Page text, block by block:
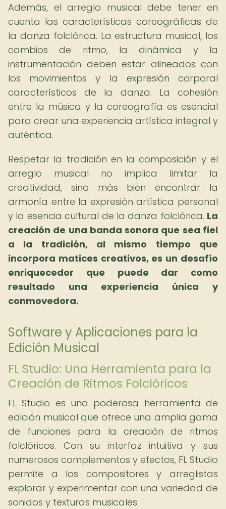
Además, el arreglo musical debe tener en
cuenta las características coreográficas de
la danza folclórica. La estructura musical, los
cambios de ritmo, la dinámica y la
instrumentación deben estar alineados con
los movimientos y la expresión corporal
característicos de la danza. La cohesión
entre la música y la coreografía es esencial
para crear una experiencia artística integral y
auténtica.
Respetar la tradición en la composición y el
arreglo musical no implica limitar la
creatividad, sino más bien encontrar la
armonía entre la expresión artística personal
y la esencia cultural de la danza folclórica. La
creación de una banda sonora que sea fiel
a la tradición, al mismo tiempo que
incorpora matices creativos, es un desafío
enriquecedor que puede dar como
resultado una experiencia única y
conmovedora.
Software y Aplicaciones para la
Edición Musical
FL Studio: Una Herramienta para la
Creación de Ritmos Folclóricos
FL Studio es una poderosa herramienta de
edición musical que ofrece una amplia gama
de funciones para la creación de ritmos
folclóricos. Con su interfaz intuitiva y sus
numerosos complementos y efectos, FL Studio
permite a los compositores y arreglistas
explorar y experimentar con una variedad de
sonidos y texturas musicales.